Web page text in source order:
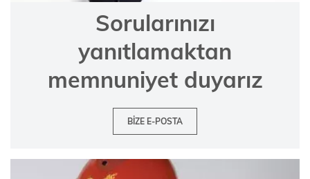
Sorularınızı
yanıtlamaktan
memnuniyet duyarız
BIZE E-POSTA